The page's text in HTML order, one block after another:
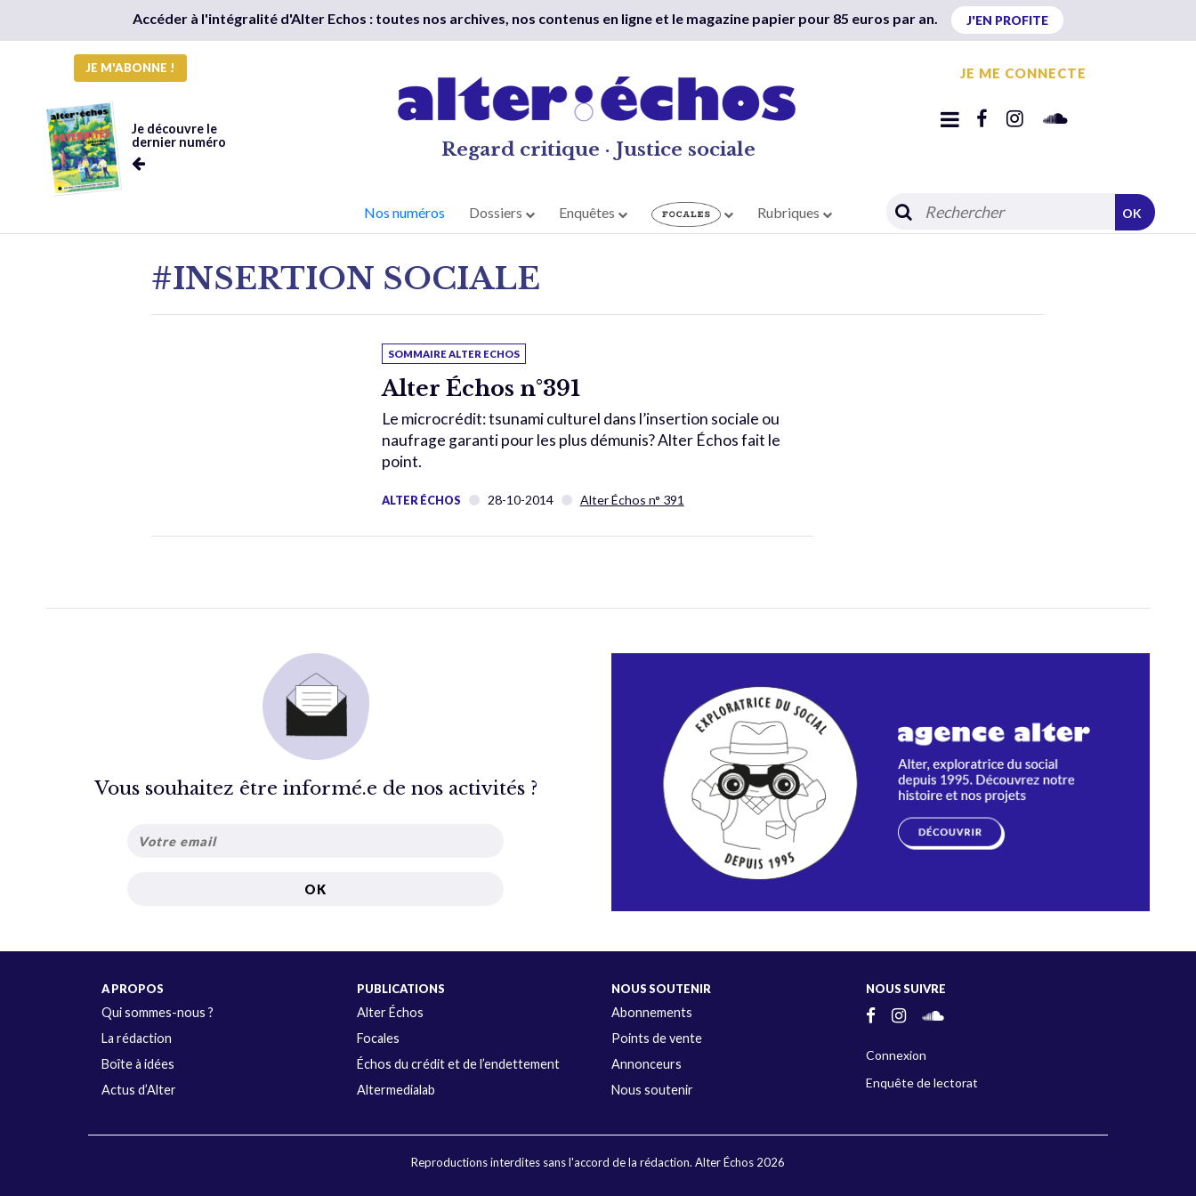
Accéder à l'intégralité d'Alter Echos : toutes nos archives, nos contenus en ligne et le magazine papier pour 85 euros par an. J'EN PROFITE
JE M'ABONNE !
Je découvre le
dernier numéro
Regard critique · Justice sociale
JE ME CONNECTE
Nos numéros Dossiers Enquêtes Rubriques OK
#INSERTION SOCIALE
SOMMAIRE ALTER ECHOS
Alter Échos n°391
Le microcrédit: tsunami culturel dans l’insertion sociale ou
naufrage garanti pour les plus démunis? Alter Échos fait le
point.
ALTER ÉCHOS 28-10-2014 Alter Échos n° 391
Vous souhaitez être informé.e de nos activités ?
A PROPOS
Qui sommes-nous ?
La rédaction
Boîte à idées
Actus d’Alter
PUBLICATIONS
Alter Échos
Focales
Échos du crédit et de l’endettement
Altermedialab
NOUS SOUTENIR
Abonnements
Points de vente
Annonceurs
Nous soutenir
NOUS SUIVRE
Connexion
Enquête de lectorat
Reproductions interdites sans l'accord de la rédaction. Alter Échos 2026